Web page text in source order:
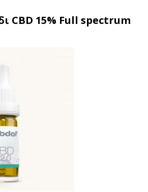
CBD 15% Full spectrum